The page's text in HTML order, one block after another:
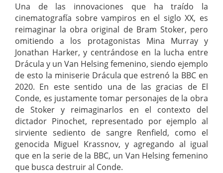
Una de las innovaciones que ha traído la
cinematografía sobre vampiros en el siglo XX, es
reimaginar la obra original de Bram Stoker, pero
omitiendo a los protagonistas Mina Murray y
Jonathan Harker, y centrándose en la lucha entre
Drácula y un Van Helsing femenino, siendo ejemplo
de esto la miniserie Drácula que estrenó la BBC en
2020. En este sentido una de las gracias de El
Conde, es justamente tomar personajes de la obra
de Stoker y reimaginarlos en el contexto del
dictador Pinochet, representado por ejemplo al
sirviente sediento de sangre Renfield, como el
genocida Miguel Krassnov, y agregando al igual
que en la serie de la BBC, un Van Helsing femenino
que busca destruir al Conde.